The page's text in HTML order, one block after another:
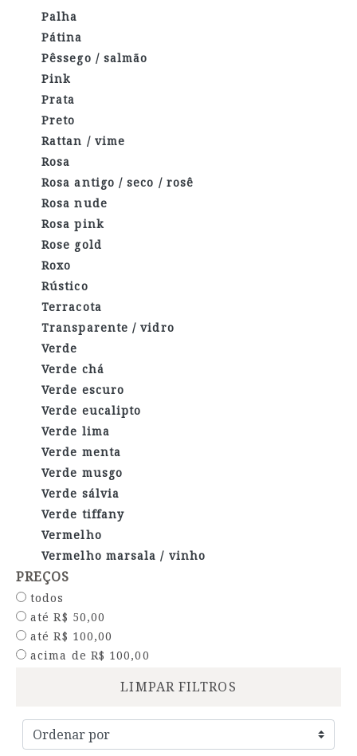
Palha
Pátina
Pêssego / salmão
Pink
Prata
Preto
Rattan / vime
Rosa
Rosa antigo / seco / rosê
Rosa nude
Rosa pink
Rose gold
Roxo
Rústico
Terracota
Transparente / vidro
Verde
Verde chá
Verde escuro
Verde eucalipto
Verde lima
Verde menta
Verde musgo
Verde sálvia
Verde tiffany
Vermelho
Vermelho marsala / vinho
PREÇOS
todos
até R$ 50,00
até R$ 100,00
acima de R$ 100,00
LIMPAR FILTROS